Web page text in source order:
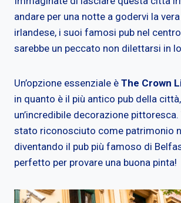
andare per una notte a godervi la
irlandese, i suoi famosi pub nel
sarebbe un peccato non dilettarsi in
Un’opzione essenziale è The Crown
in quanto è il più antico pub della
un’incredibile decorazione
stato riconosciuto come patrimonio
diventando il pub più famoso di
perfetto per provare una buona pinta!